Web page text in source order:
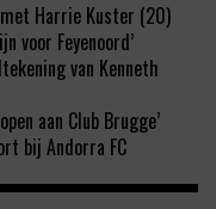
Harrie Kuster (20)
voor Feyenoord’
van Kenneth
aan Club Brugge’
bij Andorra FC